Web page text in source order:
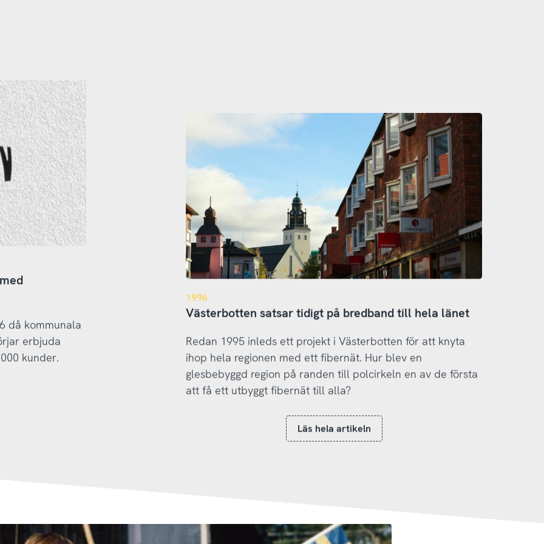
då kommunala
erbjuda
kunder.
1996
Västerbotten satsar tidigt på bredband till hela länet
Redan 1995 inleds ett projekt i Västerbotten för att knyta
ihop hela regionen med ett fibernät. Hur blev en
glesbebyggd region på randen till polcirkeln en av de första
att få ett utbyggt fibernät till alla?
Läs hela artikeln